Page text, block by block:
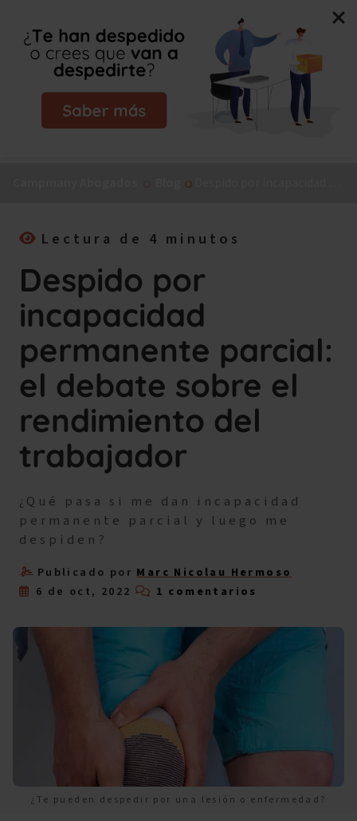
Nuevo libro de Jorge Campmany:
El Método MAPA, la
guía paso a paso para tu incapacidad permanente.
¡Consíguelo ya!
Lectura de 4 minutos
Despido por
incapacidad
permanente parcial:
el debate sobre el
rendimiento del
trabajador
¿Qué pasa si me dan incapacidad
permanente parcial y luego me
despiden?
Publicado por Marc Nicolau Hermoso
6 de oct, 2022
1 comentarios
¿Te pueden despedir por una lesión o enfermedad?